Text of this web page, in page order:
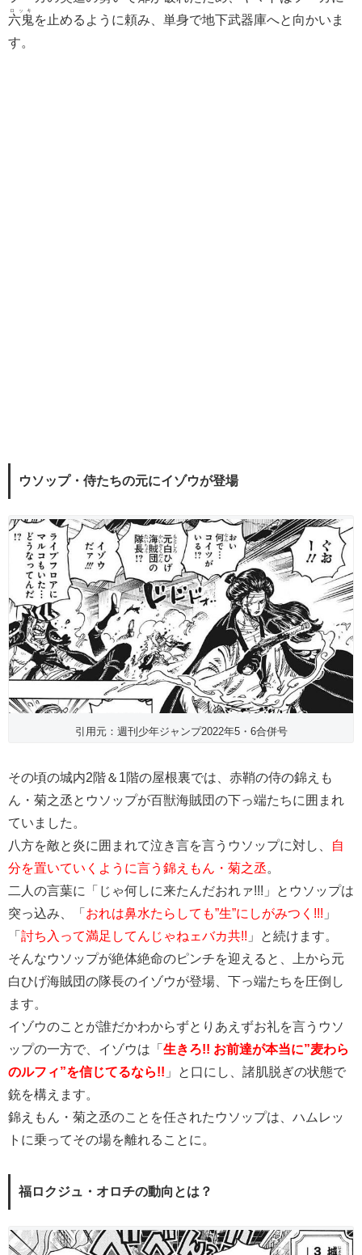
六鬼
ロッキ
を止めるように頼み、単身で地下武器庫へと向かいま
す。
ウソップ・侍たちの元にイゾウが登場
引用元：週刊少年ジャンプ2022年5・6合併号
その頃の城内2階＆1階の屋根裏では、赤鞘の侍の錦えも
ん・菊之丞とウソップが百獣海賊団の下っ端たちに囲まれ
ていました。
八方を敵と炎に囲まれて泣き言を言うウソップに対し、
自
分を置いていくように言う錦えもん・菊之丞。
二人の言葉に「じゃ何しに来たんだおれァ!!!」とウソップは
突っ込み、「 おれは鼻水たらしても”生”にしがみつく!!! 」
「 討ち入って満足してんじゃねェバカ共!! 」と続けます。
そんなウソップが絶体絶命のピンチを迎えると、上から元
白ひげ海賊団の隊長のイゾウが登場、下っ端たちを圧倒し
ます。
イゾウのことが誰だかわからずとりあえずお礼を言うウソ
ップの一方で、イゾウは「 生きろ!! お前達が本当に”麦わら
のルフィ”を信じてるなら!! 」と口にし、諸肌脱ぎの状態で
銃を構えます。
錦えもん・菊之丞のことを任されたウソップは、ハムレッ
トに乗ってその場を離れることに。
福ロクジュ・オロチの動向とは？